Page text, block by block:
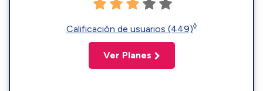
Calificación de usuarios (449)◊
Ver Planes